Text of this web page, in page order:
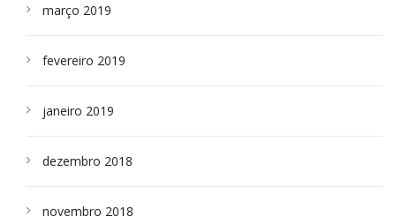
março 2019
fevereiro 2019
janeiro 2019
dezembro 2018
novembro 2018